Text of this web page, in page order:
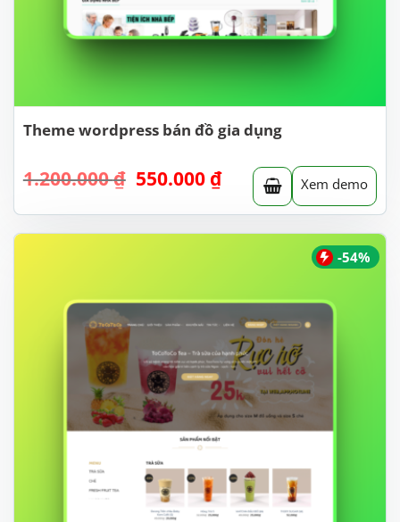
Theme wordpress bán đồ gia dụng
1.200.000₫ Giá
là:
1.200.000 ₫.
550.000 ₫Giá
hiện
tại
là:
Xem demo
-54%